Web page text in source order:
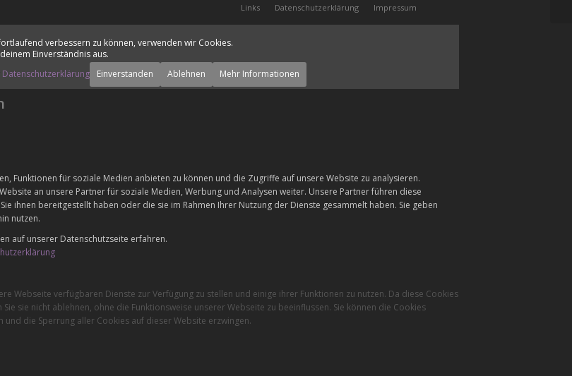
Links Datenschutzerklärung Impressum
verbessern zu können, verwenden wir Cookies.
Einverständnis aus.
Datenschutzerklärung Einverstanden Ablehnen Mehr Informationen
Funktionen für soziale Medien anbieten zu können und die Zugriffe auf unsere Website zu analysieren.
an unsere Partner für soziale Medien, Werbung und Analysen weiter. Unsere Partner führen diese
ihnen bereitgestellt haben oder die sie im Rahmen Ihrer Nutzung der Dienste gesammelt haben. Sie geben
nutzen.
auf unserer Datenschutzseite erfahren.
Webseite verfügbaren Dienste zur Verfügung zu stellen und einige ihrer Funktionen zu nutzen. Da diese Cookies
sie nicht ablehnen, ohne die Funktionsweise unserer Webseite zu beeinflussen. Sie können die Cookies
die Sperrung aller Cookies auf dieser Website erzwingen.